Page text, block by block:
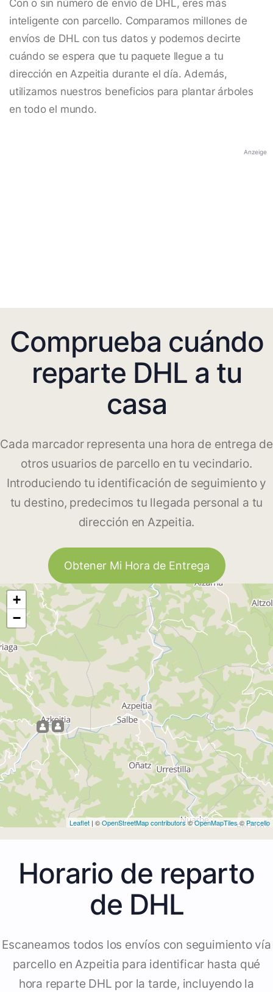
Con o sin número de envío de DHL, eres más
inteligente con parcello. Comparamos millones de
envíos de DHL con tus datos y podemos decirte
cuándo se espera que tu paquete llegue a tu
dirección en Azpeitia durante el día. Además,
utilizamos nuestros beneficios para plantar árboles
en todo el mundo.
Anzeige
Comprueba cuándo
reparte DHL a tu
casa
Cada marcador representa una hora de entrega de
otros usuarios de parcello en tu vecindario.
Introduciendo tu identificación de seguimiento y
tu destino, predecimos tu llegada personal a tu
dirección en Azpeitia.
Obtener Mi Hora de Entrega
+
−
Leaflet | ©OpenStreetMap contributors©OpenMapTiles©Parcello
Horario de reparto
de DHL
Escaneamos todos los envíos con seguimiento vía
parcello en Azpeitia para identificar hasta qué
hora reparte DHL por la tarde, incluyendo la